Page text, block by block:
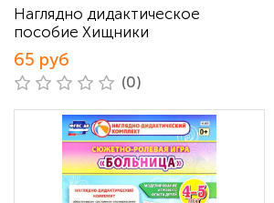
Наглядно дидактическое
пособие Хищники
65 руб
(0)